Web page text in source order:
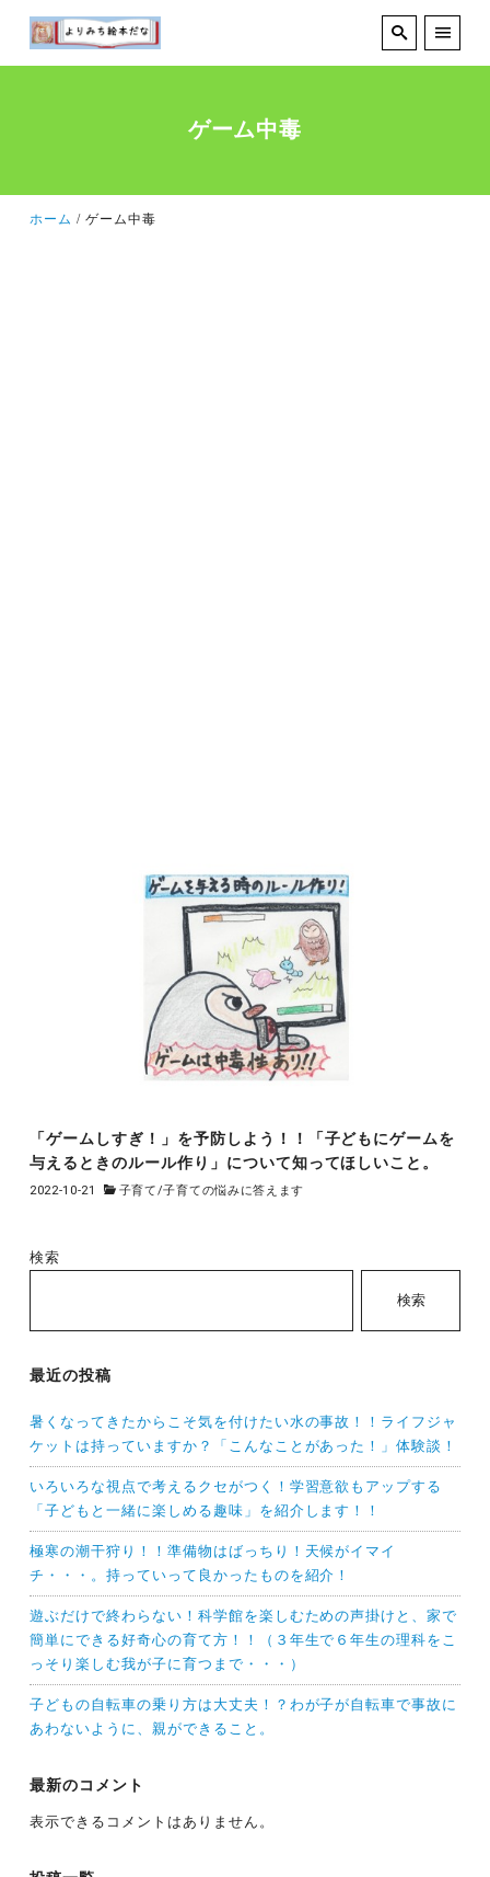
ゲーム中毒
ホーム ゲーム中毒
「ゲームしすぎ！」を予防しよう！！「子どもにゲームを
与えるときのルール作り」について知ってほしいこと。
2022-10-21 子育て/子育ての悩みに答えます
検索
検索
最近の投稿
暑くなってきたからこそ気を付けたい水の事故！！ライフジャ
ケットは持っていますか？「こんなことがあった！」体験談！
いろいろな視点で考えるクセがつく！学習意欲もアップする
「子どもと一緒に楽しめる趣味」を紹介します！！
極寒の潮干狩り！！準備物はばっちり！天候がイマイ
チ・・・。持っていって良かったものを紹介！
遊ぶだけで終わらない！科学館を楽しむための声掛けと、家で
簡単にできる好奇心の育て方！！（３年生で６年生の理科をこ
っそり楽しむ我が子に育つまで・・・）
子どもの自転車の乗り方は大丈夫！？わが子が自転車で事故に
あわないように、親ができること。
最新のコメント
表示できるコメントはありません。